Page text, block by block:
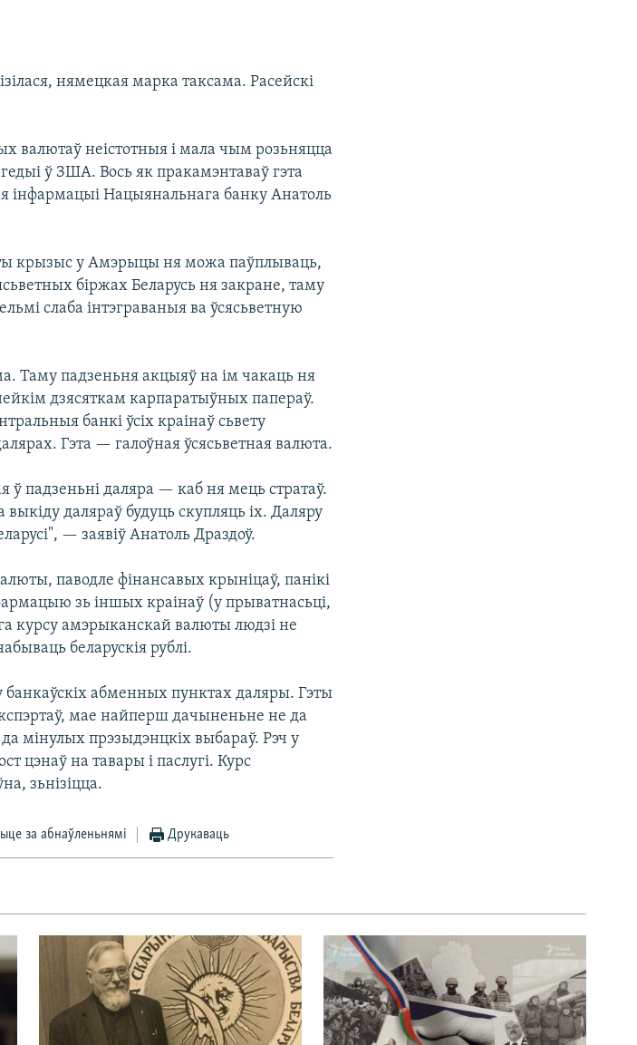
нямецкая марка таксама. Расейскі
валютаў неістотныя і мала чым розьняцца
ў ЗША. Вось як пракамэнтаваў гэта
інфармацыі Нацыянальнага банку Анатоль
крызыс у Амэрыцы ня можа паўплываць,
біржах Беларусь ня закране, таму
слаба інтэграваныя ва ўсясьветную
Таму падзеньня акцыяў на ім чакаць ня
дзясяткам карпаратыўных папераў.
банкі ўсіх краінаў сьвету
Гэта — галоўная ўсясьветная валюта.
ў падзеньні даляра — каб ня мець стратаў.
выкіду даляраў будуць скупляць іх. Даляру
— заявіў Анатоль Драздоў.
паводле фінансавых крыніцаў, панікі
зь іншых краінаў (у прыватнасьці,
курсу амэрыканскай валюты людзі не
беларускія рублі.
банкаўскіх абменных пунктах даляры. Гэты
мае найперш дачыненьне не да
мінулых прэзыдэнцкіх выбараў. Рэч у
цэнаў на тавары і паслугі. Курс
зьнізіцца.
за абнаўленьнямі Друкаваць